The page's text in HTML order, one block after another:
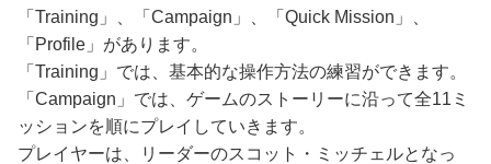
「Training」、「Campaign」、「Quick Mission」、
「Profile」があります。
「Training」では、基本的な操作方法の練習ができます。
「Campaign」では、ゲームのストーリーに沿って全11ミ
ッションを順にプレイしていきます。
プレイヤーは、リーダーのスコット・ミッチェルとなっ